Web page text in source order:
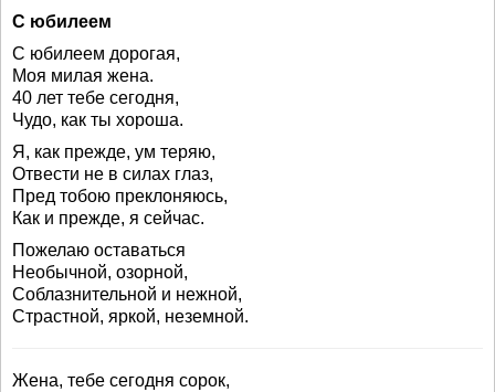
С юбилеем
С юбилеем дорогая,
Моя милая жена.
40 лет тебе сегодня,
Чудо, как ты хороша.
Я, как прежде, ум теряю,
Отвести не в силах глаз,
Пред тобою преклоняюсь,
Как и прежде, я сейчас.
Пожелаю оставаться
Необычной, озорной,
Соблазнительной и нежной,
Страстной, яркой, неземной.
Жена, тебе сегодня сорок,